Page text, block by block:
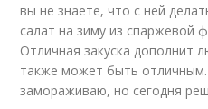
Помидор на зиму
Приготовления на
вы не знаете, что с ней
салат на зиму из спаржевой
Отличная закуска дополнит
также может быть
замораживаю, но сегодня